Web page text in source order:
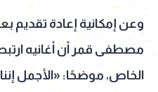
وعن إمكانية إعادة تقديم
مصطفى قمر أن أغانيه
الخاص، موضحًا: «الأجمل